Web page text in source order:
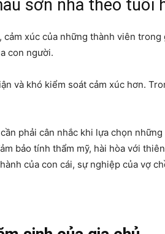
sơn nhà theo tuổi
xúc của những thành viên
con người.
và khó kiểm soát cảm xúc hơn.
phải cân nhắc khi lựa chọn
bảo tính thẩm mỹ, hài hòa với
của con cái, sự nghiệp của vợ